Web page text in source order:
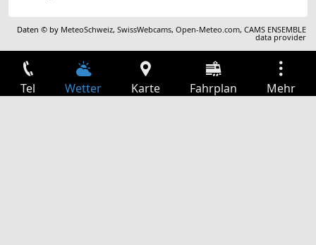
Daten © by MeteoSchweiz,SwissWebcams,Open-Meteo.com,CAMS ENSEMBLE
data provider
Tel Wetter Karte Fahrplan Mehr